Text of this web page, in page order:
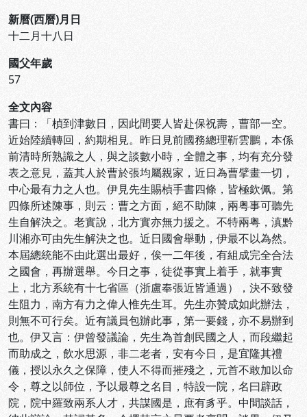
新曆(西曆)月日
十二月十八日
國父年歲
57
全文內容
書曰：「楨到津數日，因此間要人皆赴保祝壽，曹部一空。
近始陸續轉回，約期相見。昨日見前國務總理靳雲鵬，本係
前清時所熟識之人，與之談數小時，全體之事，均有充分發
表之意見，蓋其人於曹於張均屬親家，近日為曹擘畫一切，
中心最有力之人也。伊見先生賜楨手書四條，皆極欽佩。第
四條所述陳事，則云：曹之方面，絕不助陳，兩粤事可聽先
生自解決之。老實說，北方實亦無力援之。不特兩粤，滇黔
川湘亦可由先生解決之也。近日國會舉動，伊最不以為然。
本屆總統能不由此選出最好，俟一二年後，有組成完全合法
之國會，再辦選舉。今日之事，徒從事實上着手，就事實
上，北方系統有十七省區（浙盧奉張近皆通過），決不致發
生阻力，南方有力之偉人惟先生耳。先生亦贊成如此辦法，
則無不可行矣。近有議員包辦此事，第一要錢，亦不易辦到
也。伊又言：伊曾發議論，先生為首創民國之人，而段繼起
而助成之，飲水思源，非二老者，安有今日，是宜隆其禮
儀，授以永久之保障，使人不得而摧殘之，元首不敢加以命
令，尊之以師位，予以最尊之名目，特設一院，名曰辟政
院，院中羅致兩系人才，共謀國是，庶有豸乎。中間談話，